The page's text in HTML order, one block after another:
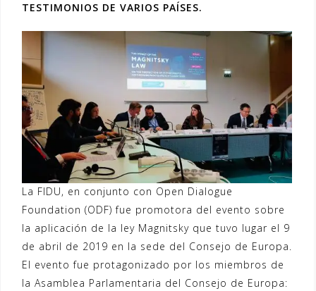
TESTIMONIOS DE VARIOS PAÍSES.
La FIDU, en conjunto con Open Dialogue
Foundation (ODF) fue promotora del evento sobre
la aplicación de la ley Magnitsky que tuvo lugar el 9
de abril de 2019 en la sede del Consejo de Europa.
El evento fue protagonizado por los miembros de
la Asamblea Parlamentaria del Consejo de Europa: